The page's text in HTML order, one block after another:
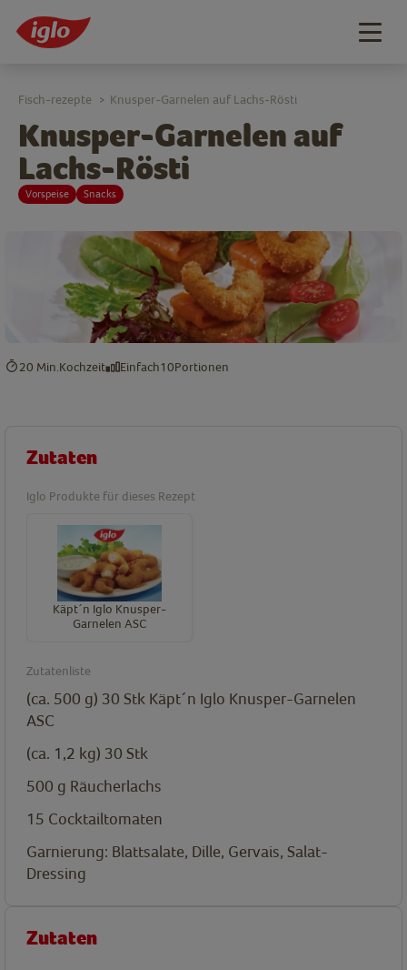
Knusper-Garnelen auf
Lachs-Rösti
Vorspeise Snacks
Fisch-rezepte > Knusper-Garnelen auf Lachs-Rösti
20 Min. Kochzeit Einfach10Portionen
Zutaten
Iglo Produkte für dieses Rezept
Käpt´n Iglo Knusper-
Garnelen ASC
Zutatenliste
(ca. 500 g) 30 Stk Käpt´n Iglo Knusper-Garnelen
ASC
(ca. 1,2 kg) 30 Stk
500 g Räucherlachs
15 Cocktailtomaten
Garnierung: Blattsalate, Dille, Gervais, Salat-
Dressing
Zutaten